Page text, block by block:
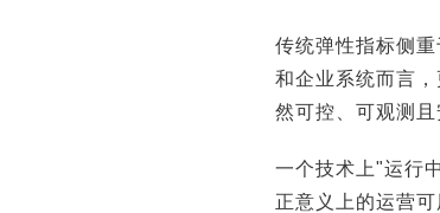
传统弹性指标侧
和企业系统而言
然可控、可观测且
一个技术上"运行
正意义上的运营可
：100年前是电机，今天是AI，企业价
三一集团